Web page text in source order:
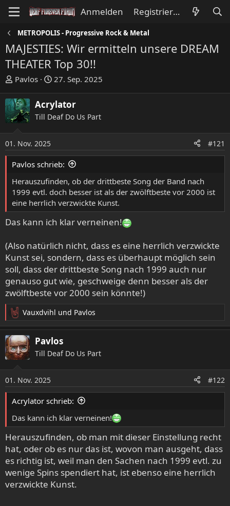
Anmelden Registrieren
METROPOLIS - Progressive Rock & Metal
MAJESTIES: Wir ermitteln unsere DREAM
THEATER Top 30!!
E
s
t
e
l
e
r
Pavlos
E
s
t
e
l
t
a
27. Sep. 2025
Acrylator
Till Deaf Do Us Part
01. Nov. 2025 #121
Pavlos schrieb:
Herauszufinden, ob der drittbeste Song der Band nach
1999 evtl. doch besser ist als der zwölftbeste vor 2000 ist
eine herrlich verzwickte Kunst.
Das kann ich klar verneinen!
(Also natürlich nicht, dass es eine herrlich verzwickte
Kunst sei, sondern, dass es überhaupt möglich sein
soll, dass der drittbeste Song nach 1999 auch nur
genauso gut wie, geschweige denn besser als der
zwölftbeste vor 2000 sein könnte!)
R
e
a
k
t
n
e
n
Vauxdvihl und Pavlos
Pavlos
Till Deaf Do Us Part
01. Nov. 2025 #122
Acrylator schrieb:
Das kann ich klar verneinen!
Herauszufinden, ob man mit dieser Einstellung recht
hat, oder ob es nur das ist, wovon man ausgeht, dass
es richtig ist, weil man den Sachen nach 1999 evtl. zu
wenige Spins spendiert hat, ist ebenso eine herrlich
verzwickte Kunst.